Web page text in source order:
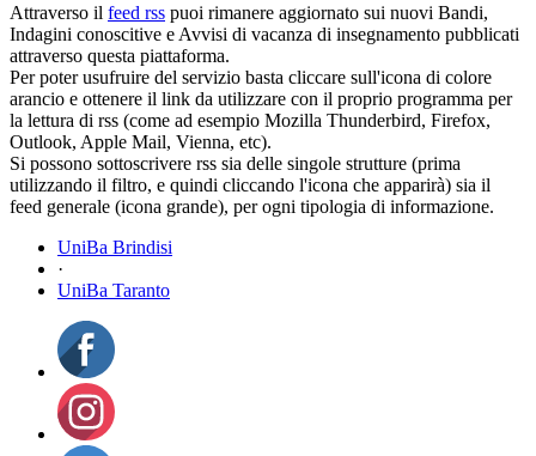
Attraverso il feed rss puoi rimanere aggiornato sui nuovi Bandi,
Indagini conoscitive e Avvisi di vacanza di insegnamento pubblicati
attraverso questa piattaforma.
Per poter usufruire del servizio basta cliccare sull'icona di colore
arancio e ottenere il link da utilizzare con il proprio programma per
la lettura di rss (come ad esempio Mozilla Thunderbird, Firefox,
Outlook, Apple Mail, Vienna, etc).
Si possono sottoscrivere rss sia delle singole strutture (prima
utilizzando il filtro, e quindi cliccando l'icona che apparirà) sia il
feed generale (icona grande), per ogni tipologia di informazione.
UniBa Brindisi
·
UniBa Taranto